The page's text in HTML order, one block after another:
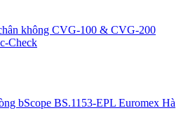
không CVG-100 & CVG-200
Check
bScope BS.1153-EPL Euromex Hà